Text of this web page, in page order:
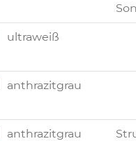
ultraweiß
anthrazitgrau
anthrazitgrau